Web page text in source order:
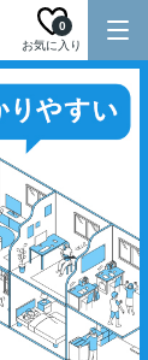
お気に入り
0